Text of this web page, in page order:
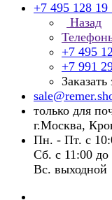
+7 495 128 19
Назад
+7 495
+7 991
только для
г.Москва,
Пн. - Пт. с
Сб. с 11:00 до
Вс. выходной